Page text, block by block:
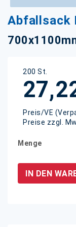
Abfallsack
200 St.
Preis/VE
Preise zzgl.
Menge
IN DEN
Zum
Anfang
der
Bildgalerie